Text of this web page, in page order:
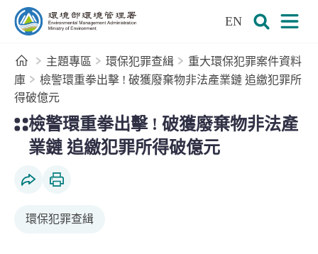
跳到主要內容區塊
EN
首頁主題專區 環保犯罪查緝
重大環保犯罪案件資料
庫
檢警環重拳出擊 ! 破獲廢棄物非法產業鏈 追繳犯罪所
得破億元
檢警環重拳出擊 ! 破獲廢棄物非法產
業鏈 追繳犯罪所得破億元
環保犯罪查緝